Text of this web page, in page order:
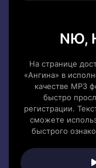
NЮ,
На странице
«Ангина» в
качестве MP3
быстро
регистрации.
сможете
быстрого